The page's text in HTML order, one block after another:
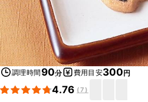
調理時間90分 費用目安300円
4.76 (7)